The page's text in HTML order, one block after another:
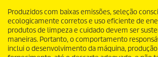
Produzidos com baixas emissões, seleção
ecologicamente corretos e uso eficiente de
produtos de limpeza e cuidado devem ser
maneiras. Portanto, o comportamento
inclui o desenvolvimento da máquina,